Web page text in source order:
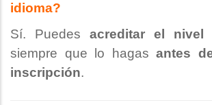
idioma?
Sí. Puedes acreditar el nivel
siempre que lo hagasantes
inscripción.